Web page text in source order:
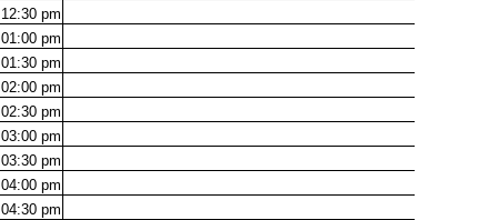
12:30 pm
01:00 pm
01:30 pm
02:00 pm
02:30 pm
03:00 pm
03:30 pm
04:00 pm
04:30 pm